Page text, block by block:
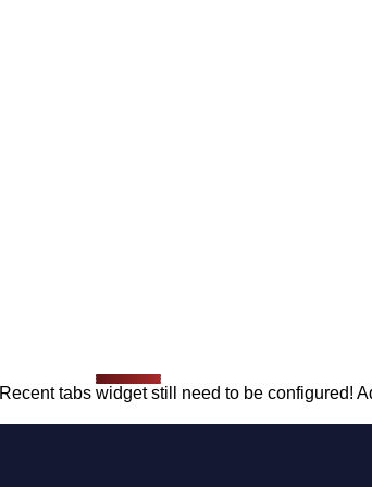
Recent tabs widget still need to be configured!